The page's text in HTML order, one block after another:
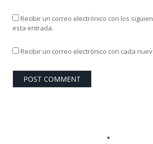
Recibir un correo electrónico con los
esta entrada.
Recibir un correo electrónico con cada